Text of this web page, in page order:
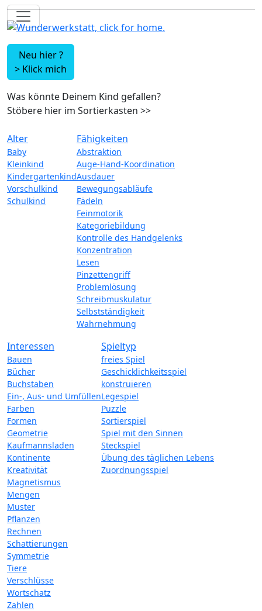
Neu hier ?
> Klick mich
Was könnte Deinem Kind gefallen?
Stöbere hier im Sortierkasten >>
Alter
Baby
Kleinkind
Kindergartenkind
Vorschulkind
Schulkind
Fähigkeiten
Abstraktion
Auge-Hand-Koordination
Ausdauer
Bewegungsabläufe
Fädeln
Feinmotorik
Kategoriebildung
Kontrolle des Handgelenks
Konzentration
Lesen
Pinzettengriff
Problemlösung
Schreibmuskulatur
Selbstständigkeit
Wahrnehmung
Interessen
Bauen
Bücher
Buchstaben
Ein-, Aus- und Umfüllen
Farben
Formen
Geometrie
Kaufmannsladen
Kontinente
Kreativität
Magnetismus
Mengen
Muster
Pflanzen
Rechnen
Schattierungen
Symmetrie
Tiere
Verschlüsse
Wortschatz
Zahlen
Spieltyp
freies Spiel
Geschicklichkeitsspiel
konstruieren
Legespiel
Puzzle
Sortierspiel
Spiel mit den Sinnen
Steckspiel
Übung des täglichen Lebens
Zuordnungsspiel